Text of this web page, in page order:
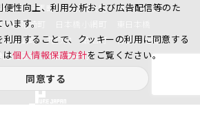
本橋小伝馬町 日本橋浜町
日本橋中洲
本橋箱崎町 日本橋小網町
東日本橋
橋横山町 丸の内 鍛冶町
神田鍛冶町
田紺屋町
神田美倉町
性向上、利用分析および広告配信等のた
います。
用することで、クッキーの利用に同意する
は個人情報保護方針をご覧ください。
同意する